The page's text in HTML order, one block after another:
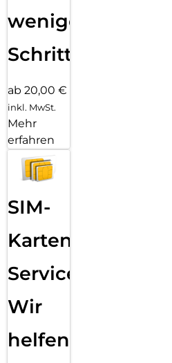
wenigen
Schritten
ab 20,00 €
inkl. MwSt.
Mehr
erfahren
SIM-
Karten
Service:
Wir
helfen